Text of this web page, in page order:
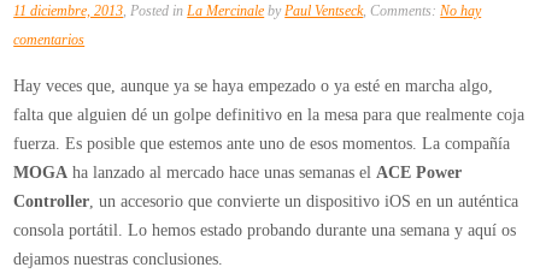
11 diciembre, 2013 , Posted in La Mercinale by Paul Ventseck, Comments: No hay
comentariosen
ACE
POWER
Controller
convierte
tu
iPhone
o
Hay veces que, aunque ya se haya empezado o ya esté en marcha algo,
falta que alguien dé un golpe definitivo en la mesa para que realmente coja
fuerza. Es posible que estemos ante uno de esos momentos. La compañía
MOGA ha lanzado al mercado hace unas semanas el ACE Power
Controller , un accesorio que convierte un dispositivo iOS en un auténtica
consola portátil. Lo hemos estado probando durante una semana y aquí os
dejamos nuestras conclusiones.